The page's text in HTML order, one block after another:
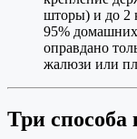
шторы) и до 2
95% домашних
оправдано
жалюзи или
Три способа